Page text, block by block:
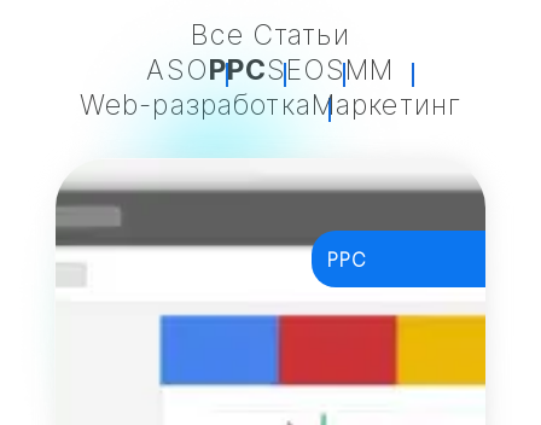
Все Статьи
ASOPPCSEOSMM
Web-разработкаМаркетинг
PPC